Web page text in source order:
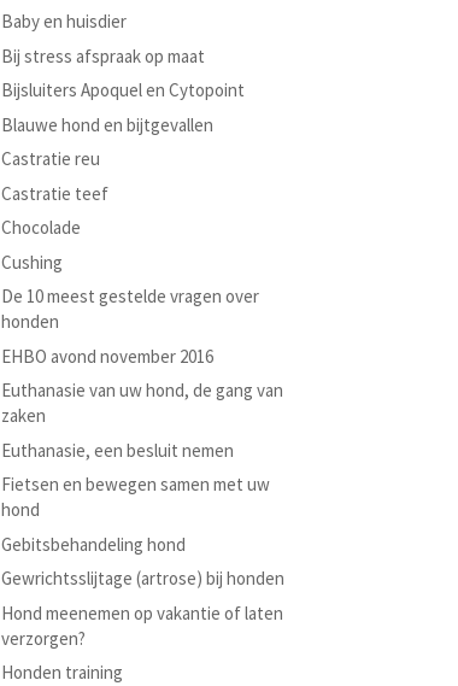
Baby en huisdier
Bij stress afspraak op maat
Bijsluiters Apoquel en Cytopoint
Blauwe hond en bijtgevallen
Castratie reu
Castratie teef
Chocolade
Cushing
De 10 meest gestelde vragen over
honden
EHBO avond november 2016
Euthanasie van uw hond, de gang van
zaken
Euthanasie, een besluit nemen
Fietsen en bewegen samen met uw
hond
Gebitsbehandeling hond
Gewrichtsslijtage (artrose) bij honden
Hond meenemen op vakantie of laten
verzorgen?
Honden training